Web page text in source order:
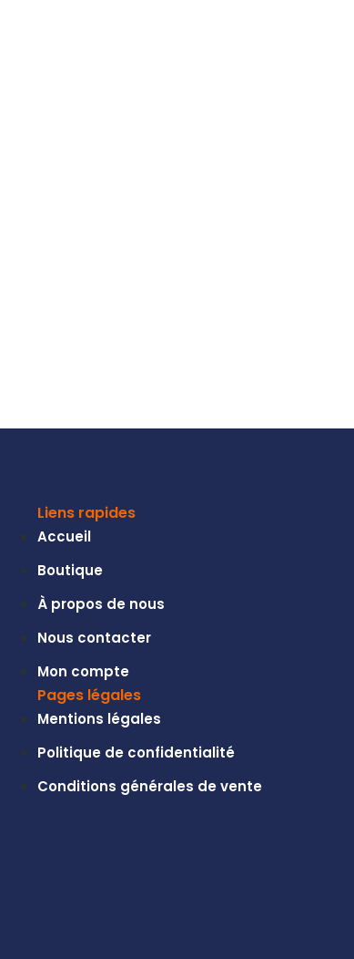
Liens rapides
Accueil
Boutique
À propos de nous
Nous contacter
Mon compte
Pages légales
Mentions légales
Politique de confidentialité
Conditions générales de vente